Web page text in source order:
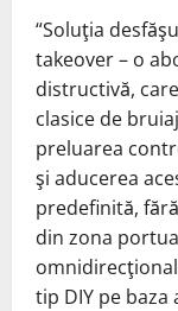
“Soluţia
takeover – o
distructivă,
clasice de
preluarea
şi aducerea
predefinită,
din zona
tip DIY pe baza